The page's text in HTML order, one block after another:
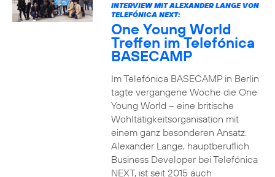
INTERVIEW MIT ALEXANDER LANGE VON
TELEFÓNICA NEXT:
One Young World
Treffen im Telefónica
BASECAMP
Im Telefónica BASECAMP in Berlin
tagte vergangene Woche die One
Young World – eine britische
Wohltätigkeitsorganisation mit
einem ganz besonderen Ansatz.
Alexander Lange, hauptberuflich
Business Developer bei Telefónica
NEXT, ist seit 2015 auch